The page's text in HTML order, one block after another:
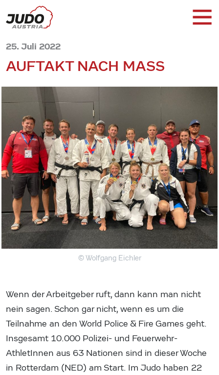
25. Juli 2022
AUFTAKT NACH MASS
© Wolfgang Eichler
Wenn der Arbeitgeber ruft, dann kann man nicht
nein sagen. Schon gar nicht, wenn es um die
Teilnahme an den World Police & Fire Games geht.
Insgesamt 10.000 Polizei- und Feuerwehr-
AthletInnen aus 63 Nationen sind in dieser Woche
in Rotterdam (NED) am Start. Im Judo haben 22